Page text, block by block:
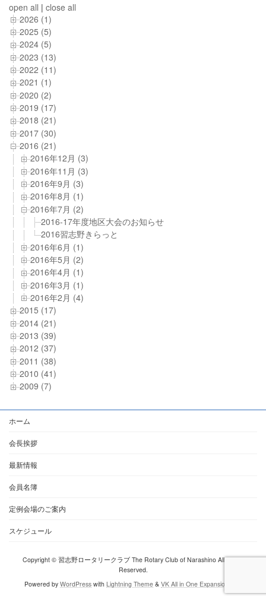
open all | close all
2026 (1)
2025 (5)
2024 (5)
2023 (13)
2022 (11)
2021 (1)
2020 (2)
2019 (17)
2018 (21)
2017 (30)
2016 (21)
2016年12月 (3)
2016年11月 (3)
2016年9月 (3)
2016年8月 (1)
2016年7月 (2)
2016-17年度地区大会のお知らせ
2016習志野きらっと
2016年6月 (1)
2016年5月 (2)
2016年4月 (1)
2016年3月 (1)
2016年2月 (4)
2015 (17)
2014 (21)
2013 (39)
2012 (37)
2011 (38)
2010 (41)
2009 (7)
ホーム
会長挨拶
最新情報
会員名簿
定例会場のご案内
スケジュール
Copyright © 習志野ロータリークラブ The Rotary Club of Narashino All Rights
Reserved.
Powered by WordPress with Lightning Theme & VK All in One Expansion Unit